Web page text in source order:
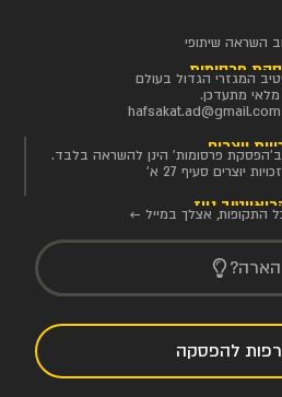
השראה שיתופי
פרסומות
המגזרי הגדול בעולם
מתעדכן.
hafsakat.ad@gmail.com
יוצריםפרסומות' הינן להשראה בלבד.
יוצרים סעיף 27 א'
ניוז
התקופות, אצלך במייל ←
הארה?
להפסקה